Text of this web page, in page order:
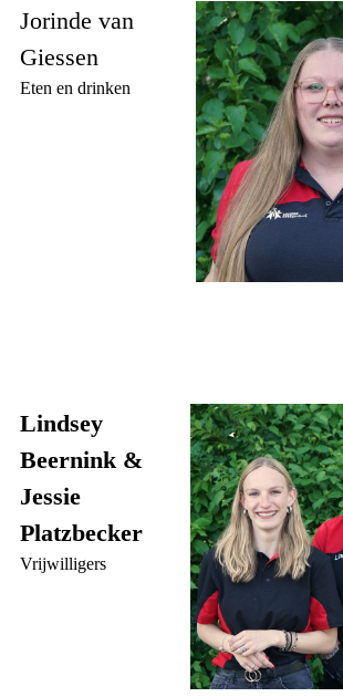
Jorinde van
Giessen
Eten en drinken
Lindsey
Beernink &
Jessie
Platzbecker
Vrijwilligers